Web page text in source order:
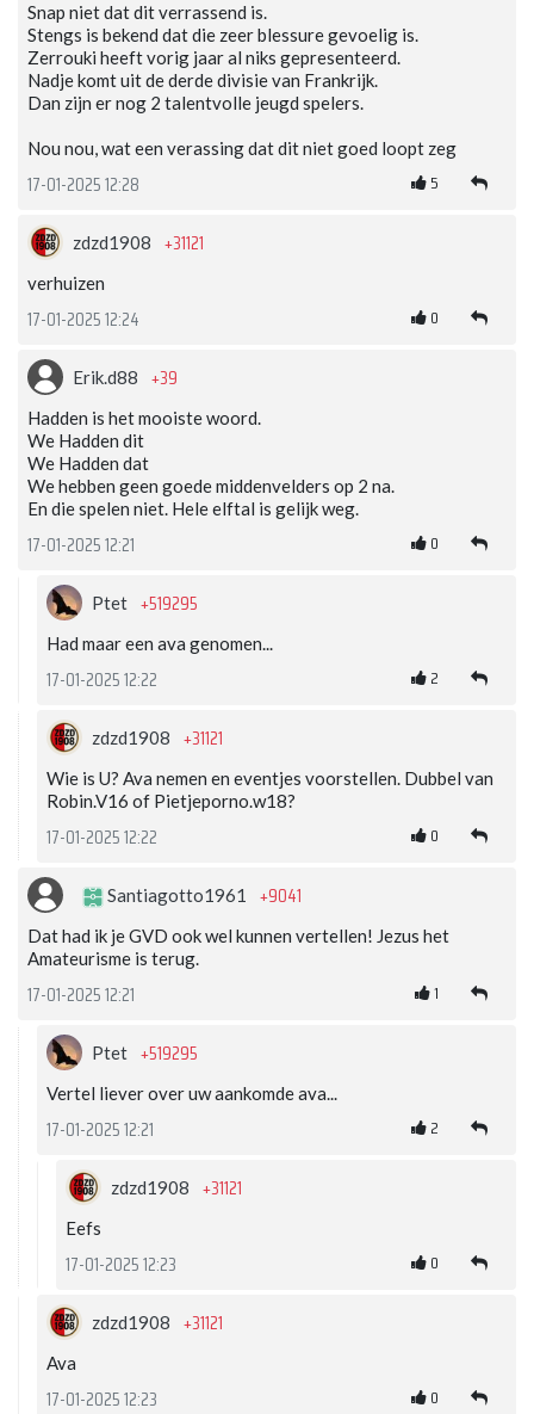
Snap niet dat dit verrassend is.
Stengs is bekend dat die zeer blessure gevoelig is.
Zerrouki heeft vorig jaar al niks gepresenteerd.
Nadje komt uit de derde divisie van Frankrijk.
Dan zijn er nog 2 talentvolle jeugd spelers.
Nou nou, wat een verassing dat dit niet goed loopt zeg
17-01-2025 12:28 5
zdzd1908 +31121
verhuizen
17-01-2025 12:24 0
Erik.d88 +39
Hadden is het mooiste woord.
We Hadden dit
We Hadden dat
We hebben geen goede middenvelders op 2 na.
En die spelen niet. Hele elftal is gelijk weg.
17-01-2025 12:21 0
Ptet +519295
Had maar een ava genomen...
17-01-2025 12:22 2
zdzd1908 +31121
Wie is U? Ava nemen en eventjes voorstellen. Dubbel van
Robin.V16 of Pietjeporno.w18?
17-01-2025 12:22 0
Santiagotto1961 +9041
Dat had ik je GVD ook wel kunnen vertellen! Jezus het
Amateurisme is terug.
17-01-2025 12:21 1
Ptet +519295
Vertel liever over uw aankomde ava...
17-01-2025 12:21 2
zdzd1908 +31121
Eefs
17-01-2025 12:23 0
zdzd1908 +31121
Ava
17-01-2025 12:23 0